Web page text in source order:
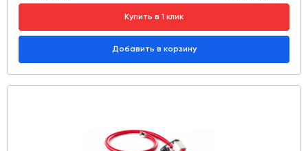
Купить в 1 клик
Добавить в корзину